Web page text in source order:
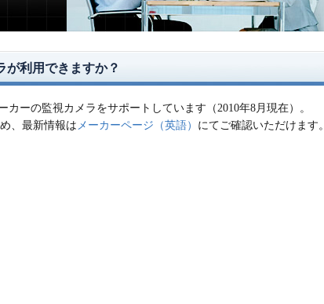
が利用できますか？
カーの監視カメラをサポートしています（2010年8月現在）。
、最新情報は メーカーページ（英語） にてご確認いただけます。